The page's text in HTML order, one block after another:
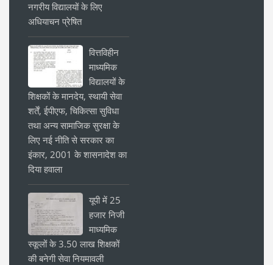
नगरीय विद्यालयों के लिए
अधियाचन प्रेषित
वित्तविहीन
माध्यमिक
विद्यालयों के
शिक्षकों के मानदेय, स्थायी सेवा
शर्तें, ईपीएफ, चिकित्सा सुविधा
तथा अन्य सामाजिक सुरक्षा के
लिए नई नीति से सरकार का
इंकार, 2001 के शासनादेश का
दिया हवाला
यूपी में 25
हजार निजी
माध्यमिक
स्कूलों के 3.50 लाख शिक्षकों
की बनेगी सेवा नियमावली